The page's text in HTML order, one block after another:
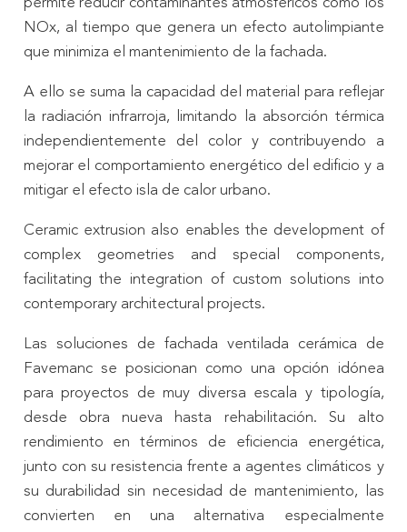
permite reducir contaminantes atmosféricos como los
NOx, al tiempo que genera un efecto autolimpiante
que minimiza el mantenimiento de la fachada.
A ello se suma la capacidad del material para reflejar
la radiación infrarroja, limitando la absorción térmica
independientemente del color y contribuyendo a
mejorar el comportamiento energético del edificio y a
mitigar el efecto isla de calor urbano.
Ceramic extrusion also enables the development of
complex geometries and special components,
facilitating the integration of custom solutions into
contemporary architectural projects.
Las soluciones de fachada ventilada cerámica de
Favemanc se posicionan como una opción idónea
para proyectos de muy diversa escala y tipología,
desde obra nueva hasta rehabilitación. Su alto
rendimiento en términos de eficiencia energética,
junto con su resistencia frente a agentes climáticos y
su durabilidad sin necesidad de mantenimiento, las
convierten en una alternativa especialmente